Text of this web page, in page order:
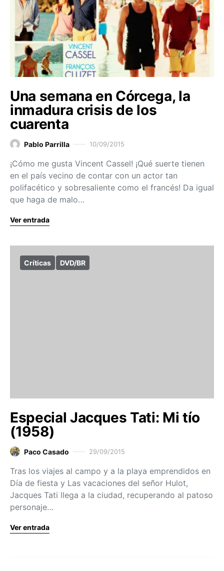
Una semana en Córcega, la
inmadura crisis de los
cuarenta
Pablo Parrilla 10/09/2015
¡Cómo me gusta Vincent Cassel! ¡Qué suerte tienen
en el país vecino de contar con un actor tan
polifacético y sobresaliente como el francés! Da igual
que haga de malo…
Ver entrada
Críticas DVD/BR
Especial Jacques Tati: Mi tío
(1958)
Paco Casado 29/09/2015
Tras los viajes al campo y a la playa emprendidos en
Día de fiesta y Las vacaciones del señor Hulot,
Jacques Tati llega a la ciudad, recuperando al patoso
personaje…
Ver entrada